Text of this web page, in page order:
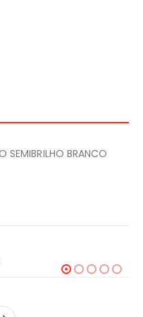
SEMIBRILHO BRANCO